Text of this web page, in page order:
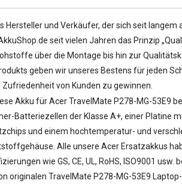
Hersteller und Verkäufer, der sich seit
seit vielen Jahren das Prinzip
über die Montage bis hin zur
geben wir unseres Bestens für jeden
Zufriedenheit von Kunden zu gewinnen.
Akku für Acer TravelMate P278-MG-53E9
Batteriezellen der Klasse A+, einer Platine
und einem hochtemperatur- und
Alle unsere Acer Ersatzakkus
wie GS, CE, UL, RoHS, ISO9001
originalen TravelMate P278-MG-53E9